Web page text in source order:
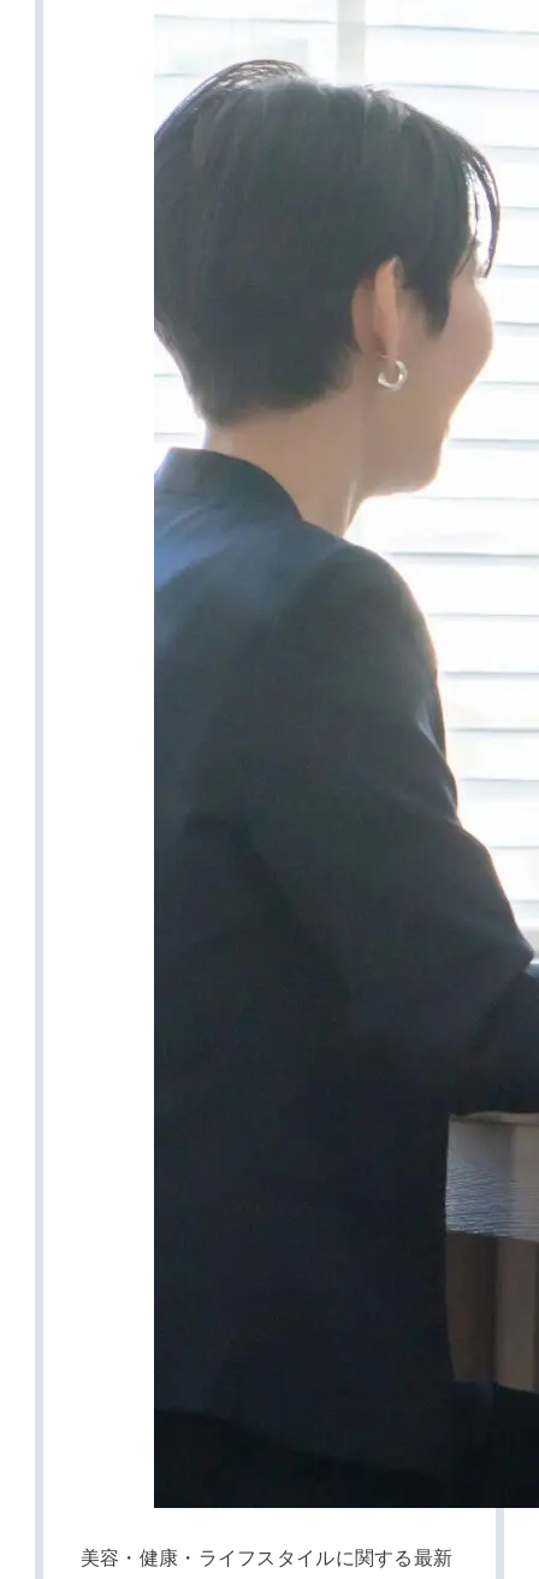
美容・健康・ライフスタイルに関する最新